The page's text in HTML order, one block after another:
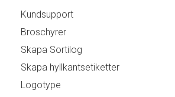
Kundsupport
Broschyrer
Skapa Sortilog
Skapa hyllkantsetiketter
Logotype